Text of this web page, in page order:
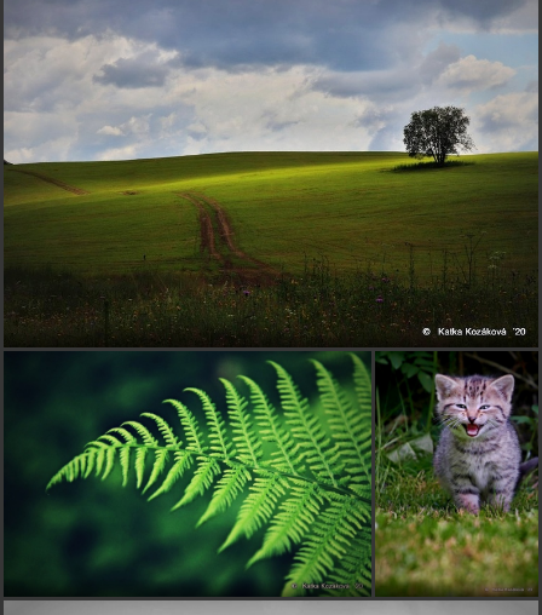
Loxodontapred 5 rokmi
Veľmi pekné
Jano0626 pred 5 rokmi
Prekrasna je!!!